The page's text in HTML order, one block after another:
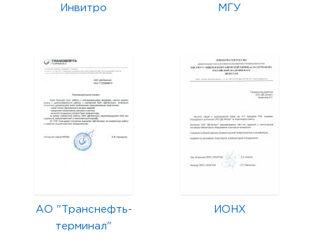
Инвитро МГУ
АО "Транснефть-
терминал"
ИОНХ